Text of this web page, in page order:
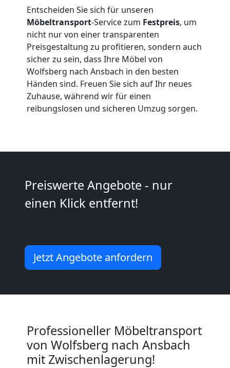
Entscheiden Sie sich für unseren
Möbeltransport-Service zum Festpreis, um
nicht nur von einer transparenten
Preisgestaltung zu profitieren, sondern auch
sicher zu sein, dass Ihre Möbel von
Wolfsberg nach Ansbach in den besten
Händen sind. Freuen Sie sich auf Ihr neues
Zuhause, während wir für einen
reibungslosen und sicheren Umzug sorgen.
Preiswerte Angebote - nur
einen Klick entfernt!
Jetzt Angebote anfordern
Professioneller Möbeltransport
von Wolfsberg nach Ansbach
mit Zwischenlagerung!
Umzüge
Wolfsberg
Vereinsumzug
Wolfsberg
Anfrage
Möbeltransport
Möbeltransport
Beiladung
National